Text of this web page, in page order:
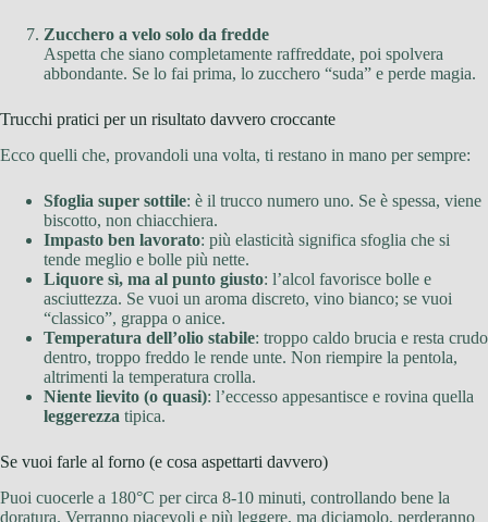
Zucchero a velo solo da fredde
Aspetta che siano completamente raffreddate, poi spolvera
abbondante. Se lo fai prima, lo zucchero “suda” e perde magia.
Trucchi pratici per un risultato davvero croccante
Ecco quelli che, provandoli una volta, ti restano in mano per sempre:
Sfoglia super sottile: è il trucco numero uno. Se è spessa, viene
biscotto, non chiacchiera.
Impasto ben lavorato: più elasticità significa sfoglia che si
tende meglio e bolle più nette.
Liquore sì, ma al punto giusto: l’alcol favorisce bolle e
asciuttezza. Se vuoi un aroma discreto, vino bianco; se vuoi
“classico”, grappa o anice.
Temperatura dell’olio stabile: troppo caldo brucia e resta crudo
dentro, troppo freddo le rende unte. Non riempire la pentola,
altrimenti la temperatura crolla.
Niente lievito (o quasi): l’eccesso appesantisce e rovina quella
leggerezza tipica.
Se vuoi farle al forno (e cosa aspettarti davvero)
Puoi cuocerle a 180°C per circa 8-10 minuti, controllando bene la
doratura. Verranno piacevoli e più leggere, ma diciamolo, perderanno